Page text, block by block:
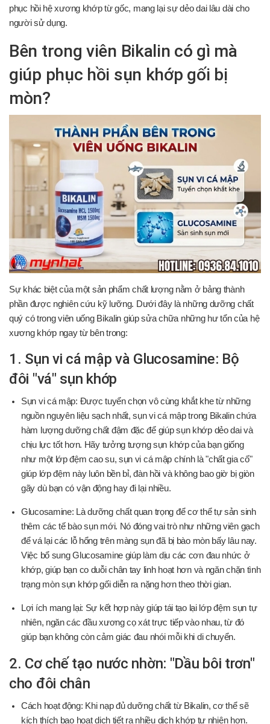
phục hồi hệ xương khớp từ gốc, mang lại sự dẻo dai lâu dài cho
người sử dụng.
Bên trong viên Bikalin có gì mà
giúp phục hồi sụn khớp gối bị
mòn?
Sự khác biệt của một sản phẩm chất lượng nằm ở bảng thành
phần được nghiên cứu kỹ lưỡng. Dưới đây là những dưỡng chất
quý có trong viên uống Bikalin giúp sửa chữa những hư tổn của hệ
xương khớp ngay từ bên trong:
1. Sụn vi cá mập và Glucosamine: Bộ
đôi "vá" sụn khớp
Sụn vi cá mập: Được tuyển chọn vô cùng khắt khe từ những
nguồn nguyên liệu sạch nhất, sụn vi cá mập trong Bikalin chứa
hàm lượng dưỡng chất đậm đặc để giúp sụn khớp dẻo dai và
chịu lực tốt hơn. Hãy tưởng tượng sụn khớp của bạn giống
như một lớp đệm cao su, sụn vi cá mập chính là "chất gia cố"
giúp lớp đệm này luôn bền bỉ, đàn hồi và không bao giờ bị giòn
gãy dù bạn có vận động hay đi lại nhiều.
Glucosamine: Là dưỡng chất quan trọng để cơ thể tự sản sinh
thêm các tế bào sụn mới. Nó đóng vai trò như những viên gạch
để vá lại các lỗ hổng trên màng sụn đã bị bào mòn bấy lâu nay.
Việc bổ sung Glucosamine giúp làm dịu các cơn đau nhức ở
khớp, giúp bạn co duỗi chân tay linh hoạt hơn và ngăn chặn tình
trạng mòn sụn khớp gối diễn ra nặng hơn theo thời gian.
Lợi ích mang lại: Sự kết hợp này giúp tái tạo lại lớp đệm sụn tự
nhiên, ngăn các đầu xương cọ xát trực tiếp vào nhau, từ đó
giúp bạn không còn cảm giác đau nhói mỗi khi di chuyển.
2. Cơ chế tạo nước nhờn: "Dầu bôi trơn"
cho đôi chân
Cách hoạt động: Khi nạp đủ dưỡng chất từ Bikalin, cơ thể sẽ
kích thích bao hoạt dịch tiết ra nhiều dịch khớp tự nhiên hơn.